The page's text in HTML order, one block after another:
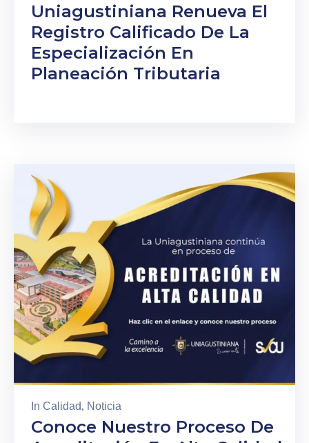
Uniagustiniana Renueva El
Registro Calificado De La
Especialización En
Planeación Tributaria
In Calidad‚ Noticia
Conoce Nuestro Proceso De